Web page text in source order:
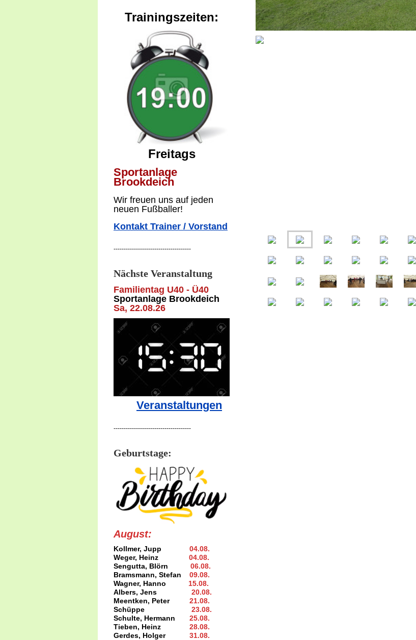
Trainingszeiten:
Freitags
Sportanlage
Brookdeich
Wir freuen uns auf jeden
neuen Fußballer!
Kontakt Trainer / Vorstand
--------------------------------------
Nächste Veranstaltung
Familientag U40 - Ü40
Sportanlage Brookdeich
Sa, 22.08.26
Veranstaltungen
--------------------------------------
Geburtstage:
August:
Kollmer, Jupp 04.08.
Weger, Heinz 04.08.
Sengutta, Blörn 06.08.
Bramsmann, Stefan 09.08.
Wagner, Hanno 15.08.
Albers, Jens 20.08.
Meentken, Peter
21.08.
Schüppe 23.08.
Schulte, Hermann 25.08.
Tieben, Heinz 28.08.
Gerdes, Holger
31.08.